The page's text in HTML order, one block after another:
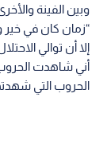
وبين الفينة
“زمان كان في خير
إلا أن توالي
أني شاهدت
الحروب التي